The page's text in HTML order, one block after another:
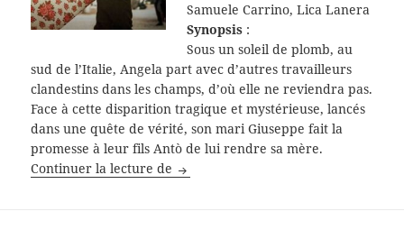
Samuele Carrino, Lica Lanera
Synopsis:
Sous un soleil de plomb, au
sud de l’Italie, Angela part avec d’autres travailleurs
clandestins dans les champs, d’où elle ne reviendra pas.
Face à cette disparition tragique et mystérieuse, lancés
dans une quête de vérité, son mari Giuseppe fait la
promesse à leur fils Antò de lui rendre sa mère.
Continuer la lecture de Una promessa